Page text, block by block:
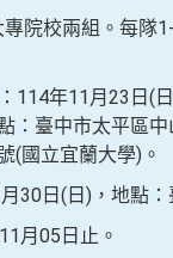
院校兩組。每隊
114年11月23日(
：臺中市太平區
(國立宜蘭大學)。
30日(日)，地點
月05日止。